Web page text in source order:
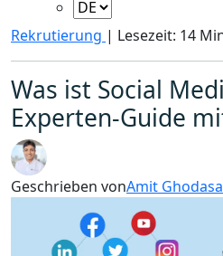
Rekrutierung | Lesezeit: 14
Was ist Social
Experten-Guide
Geschrieben vonAmit